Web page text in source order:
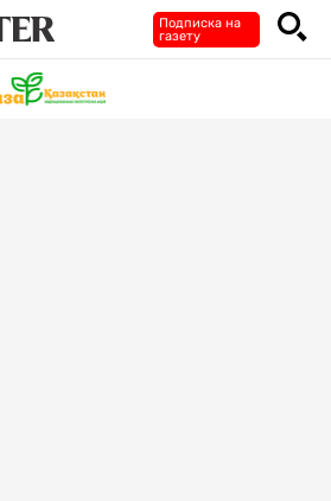
Подписка на
газету